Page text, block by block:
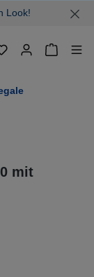
Look!
mit